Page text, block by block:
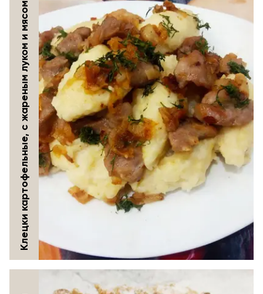
Клецки картофельные, с жареным луком и мясом